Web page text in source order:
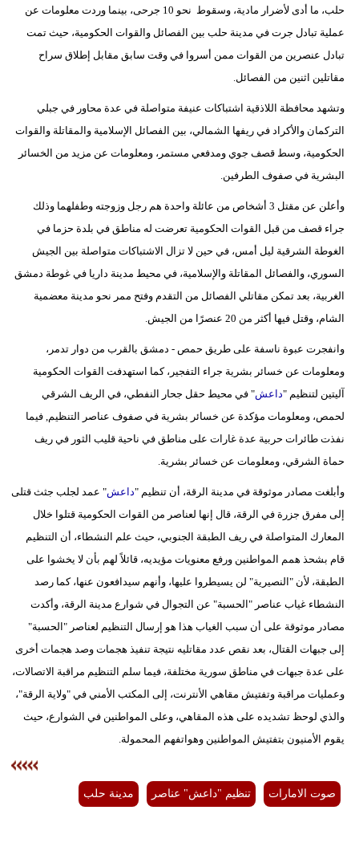
حلب، ما أدى لأضرار مادية، وسقوط نحو 10 جرحى، بينما وردت معلومات عن
عملية تبادل جرت في مدينة حلب بين الفصائل والقوات الحكومية، حيث تمت
تبادل عنصرين من القوات ممن أسروا في وقت سابق مقابل إطلاق سراح
مقاتلين اثنين من الفصائل.
وتشهد محافظة اللاذقية اشتباكات عنيفة متواصلة في عدة محاور في جبلي
التركمان والأكراد في ريفها الشمالي، بين الفصائل الإسلامية والمقاتلة والقوات
الحكومية، وسط قصف جوي ومدفعي مستمر، ومعلومات عن مزيد من الخسائر
البشرية في صفوف الطرفين.
وأعلن عن مقتل 3 أشخاص من عائلة واحدة هم رجل وزوجته وطفلهما وذلك
جراء قصف من قبل القوات الحكومية تعرضت له مناطق في بلدة حزما في
الغوطة الشرقية ليل أمس، في حين لا تزال الاشتباكات متواصلة بين الجيش
السوري، والفصائل المقاتلة والإسلامية، في محيط مدينة داريا في غوطة دمشق
الغربية، بعد تمكن مقاتلي الفصائل من التقدم وفتح ممر نحو مدينة معضمية
الشام، وقتل فيها أكثر من 20 عنصرًا من الجيش.
وانفجرت عبوة ناسفة على طريق حمص - دمشق بالقرب من دوار تدمر،
ومعلومات عن خسائر بشرية جراء التفجير، كما استهدفت القوات الحكومية
آليتين لتنظيم "داعش" في محيط حقل جحار النفطي، في الريف الشرقي
لحمص، ومعلومات مؤكدة عن خسائر بشرية في صفوف عناصر التنظيم, فيما
نفذت طائرات حربية عدة غارات على مناطق في ناحية قليب الثور في ريف
حماة الشرقي، ومعلومات عن خسائر بشرية.
وأبلغت مصادر موثوقة في مدينة الرقة، أن تنظيم "داعش" عمد لجلب جثث قتلى
إلى مفرق جزرة في الرقة، قال إنها لعناصر من القوات الحكومية قتلوا خلال
المعارك المتواصلة في ريف الطبقة الجنوبي، حيث علم النشطاء، أن التنظيم
قام بشحذ همم المواطنين ورفع معنويات مؤيديه، قائلاً لهم بأن لا يخشوا على
الطبقة، لأن "النصيرية" لن يسيطروا عليها، وأنهم سيدافعون عنها، كما رصد
النشطاء غياب عناصر "الحسبة" عن التجوال في شوارع مدينة الرقة، وأكدت
مصادر موثوقة على أن سبب الغياب هذا هو إرسال التنظيم لعناصر "الحسبة"
إلى جبهات القتال، بعد نقص عدد مقاتليه نتيجة تنفيذ هجمات وصد هجمات أخرى
على عدة جبهات في مناطق سورية مختلفة، فيما سلم التنظيم مراقبة الاتصالات،
وعمليات مراقبة وتفتيش مقاهي الأنترنت، إلى المكتب الأمني في "ولاية الرقة"،
والذي لوحظ تشديده على هذه المقاهي، وعلى المواطنين في الشوارع، حيث
يقوم الأمنيون بتفتيش المواطنين وهواتفهم المحمولة.
صوت الامارات تنظيم "داعش" عناصر مدينة حلب